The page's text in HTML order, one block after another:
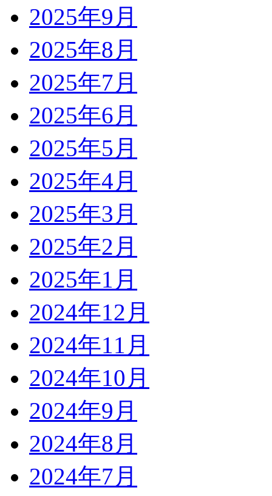
2025年9月
2025年8月
2025年7月
2025年6月
2025年5月
2025年4月
2025年3月
2025年2月
2025年1月
2024年12月
2024年11月
2024年10月
2024年9月
2024年8月
2024年7月